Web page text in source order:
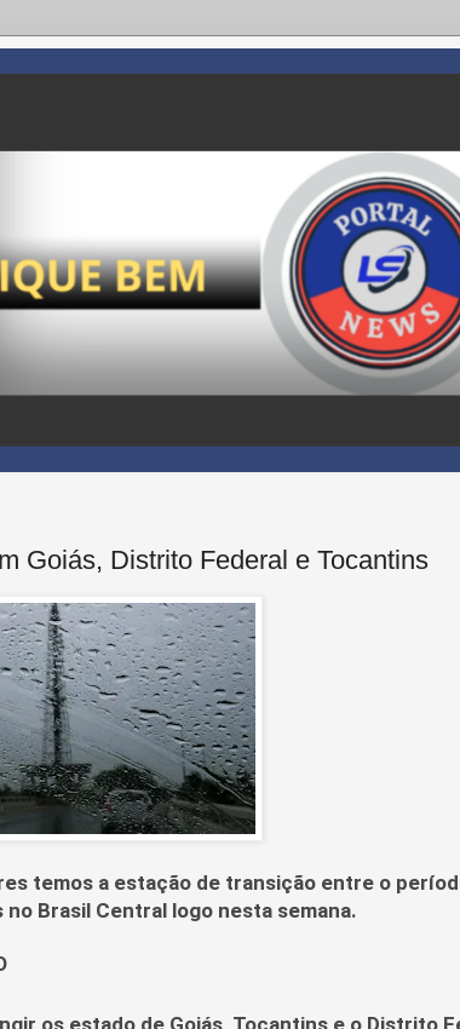
Goiás, Distrito Federal e Tocantins
temos a estação de transição entre o
Brasil Central logo nesta semana.
os estado de Goiás, Tocantins e o Distrito